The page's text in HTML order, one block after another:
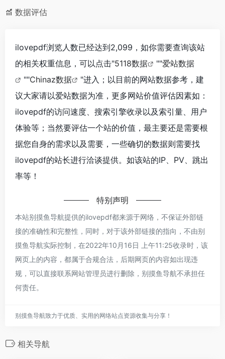
数据评估
ilovepdf浏览人数已经达到2,099，如你需要查询该站
的相关权重信息，可以点击"5118数据 ""爱站数据
""Chinaz数据
"进入；以目前的网站数据参考，建
议大家请以爱站数据为准，更多网站价值评估因素如：
ilovepdf的访问速度、搜索引擎收录以及索引量、用户
体验等；当然要评估一个站的价值，最主要还是需要根
据您自身的需求以及需要，一些确切的数据则需要找
ilovepdf的站长进行洽谈提供。如该站的IP、PV、跳出
率等！
特别声明
本站别摸鱼导航提供的ilovepdf都来源于网络，不保证外部链
接的准确性和完整性，同时，对于该外部链接的指向，不由别
摸鱼导航实际控制，在2022年10月16日 上午11:25收录时，该
网页上的内容，都属于合规合法，后期网页的内容如出现违
规，可以直接联系网站管理员进行删除，别摸鱼导航不承担任
何责任。
别摸鱼导航致力于优质、实用的网络站点资源收集与分享！
相关导航